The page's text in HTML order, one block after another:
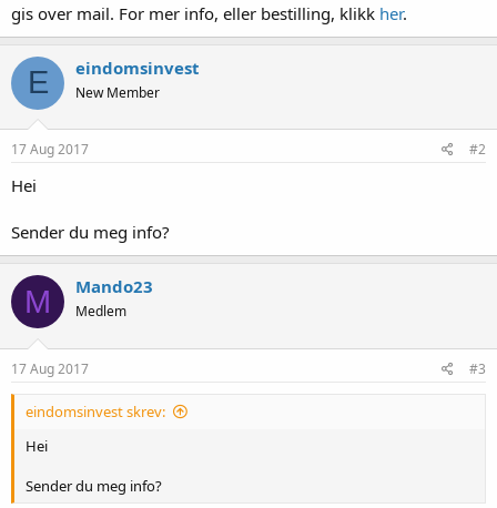
gis over mail. For mer info, eller bestilling, klikk her.
E eindomsinvest
New Member
17 Aug 2017 #2
Hei
Sender du meg info?
M Mando23
Medlem
17 Aug 2017 #3
eindomsinvest skrev:
Hei
Sender du meg info?